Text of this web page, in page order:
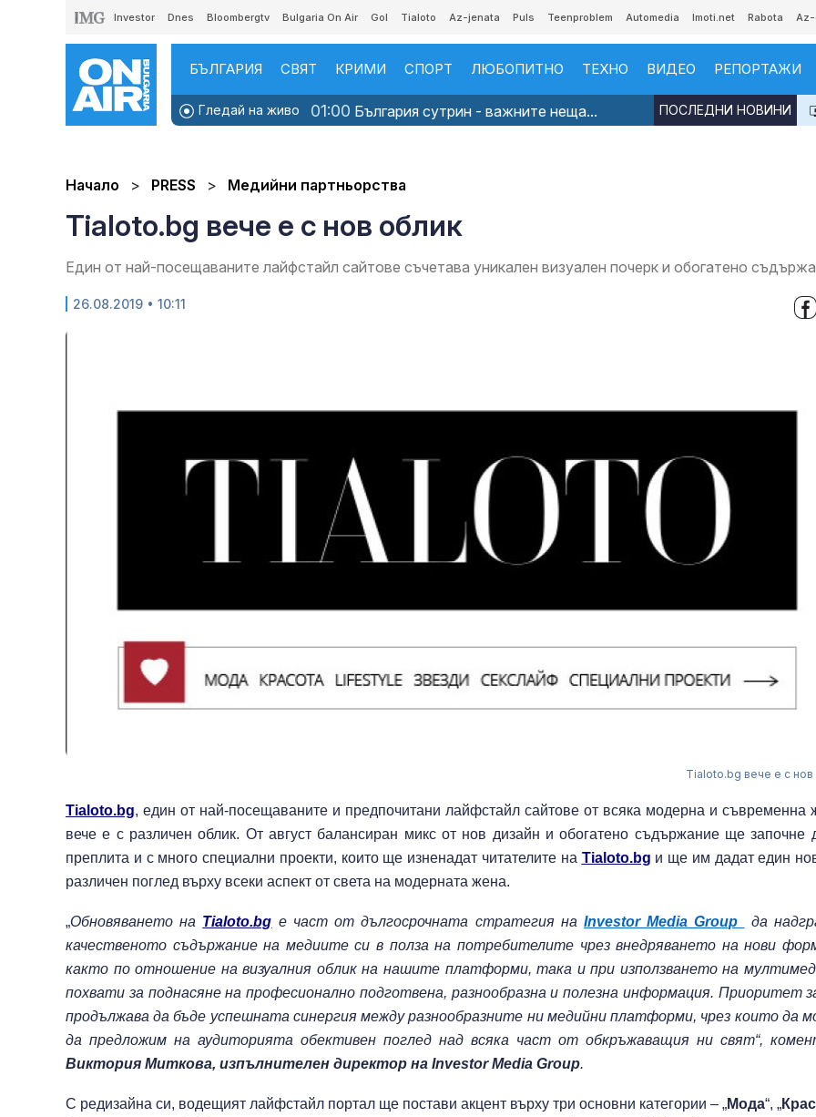
Investor Dnes Bloombergtv Bulgaria On Air Gol Tialoto Az-jenata Puls Teenproblem Automedia Imoti.net Rabota
БЪЛГАРИЯ СВЯТ КРИМИ СПОРТ ЛЮБОПИТНО ТЕХНО ВИДЕО РЕПОРТАЖИ
Гледай на живо 01:00 България сутрин - важните неща... ПОСЛЕДНИ НОВИНИ
Начало PRESS Медийни партньорства
Tialoto.bg вече е с нов облик
Един от най-посещаваните лайфстайл сайтове съчетава уникален визуален почерк и обогатено
26.08.2019 • 10:11
Tialoto.bg вече е с нов
Tialoto.bg, един от най-посещаваните и предпочитани лайфстайл сайтове от всяка модерна и съвременна
вече е с различен облик. От август балансиран микс от нов дизайн и обогатено съдържание ще започне
преплита и с много специални проекти, които ще изненадат читателите на Tialoto.bg и ще им дадат един
различен поглед върху всеки аспект от света на модерната жена.
„Обновяването на Tialoto.bg е част от дългосрочната стратегия на Investor Media Group
да
качественото съдържание на медиите си в полза на потребителите чрез внедряването на нови
както по отношение на визуалния облик на нашите платформи, така и при използването на
похвати за поднасяне на професионално подготвена, разнообразна и полезна информация. Приоритет
продължава да бъде успешната синергия между разнообразните ни медийни платформи, чрез които да
да предложим на аудиторията обективен поглед над всяка част от обкръжаващия ни свят“,
Виктория Миткова, изпълнителен директор на Investor Media Group.
С редизайна си, водещият лайфстайл портал ще постави акцент върху три основни категории – „Мода“, „
Острова се